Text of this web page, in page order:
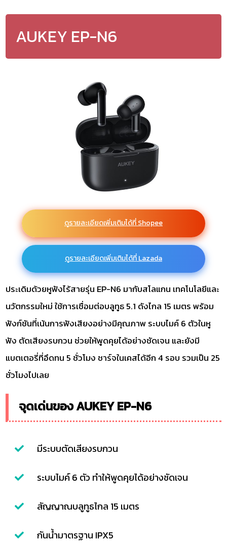
AUKEY EP-N6
ดูรายละเอียดเพิ่มเติมได้ที่ Shopee
ดูรายละเอียดเพิ่มเติมได้ที่ Lazada
ประเดิมด้วยหูฟังไร้สายรุ่น EP-N6 มากับสโลแกน เทคโนโลยีและ
นวัตกรรมใหม่ ใช้การเชื่อมต่อบลูทูธ 5.1 ดังไกล 15 เมตร พร้อม
ฟังก์ชันที่เน้นการฟังเสียงอย่างมีคุณภาพ ระบบไมค์ 6 ตัวในหู
ฟัง ตัดเสียงรบกวน ช่วยให้พูดคุยได้อย่างชัดเจน และยังมี
แบตเตอรี่ที่อึดทน 5 ชั่วโมง ชาร์จในเคสได้อีก 4 รอบ รวมเป็น 25
ชั่วโมงไปเลย
จุดเด่นของ AUKEY EP-N6
มีระบบตัดเสียงรบกวน
ระบบไมค์ 6 ตัว ทำให้พูดคุยได้อย่างชัดเจน
สัญญาณบลูทูธไกล 15 เมตร
กันน้ำมาตรฐาน IPX5